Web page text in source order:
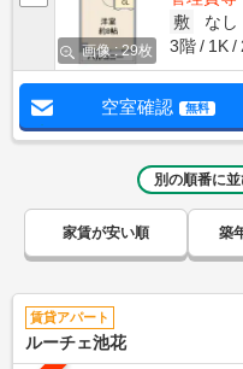
画像 : 29枚
敷
なし
3階
1K
空室確認 無料
別の順番に
家賃が安い順 築
賃貸アパート
ルーチェ池花